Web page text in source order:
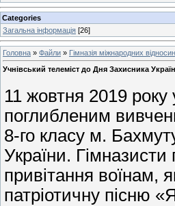
Categories
Загальна інформація [26]
Головна » Файли » Гімназія міжнародних
Учнівський телеміст до Дня Захисника
11 жовтня 2019 року
поглибленим
8-го класу м.
України.
привітання воїнам,
патріотичну пісню